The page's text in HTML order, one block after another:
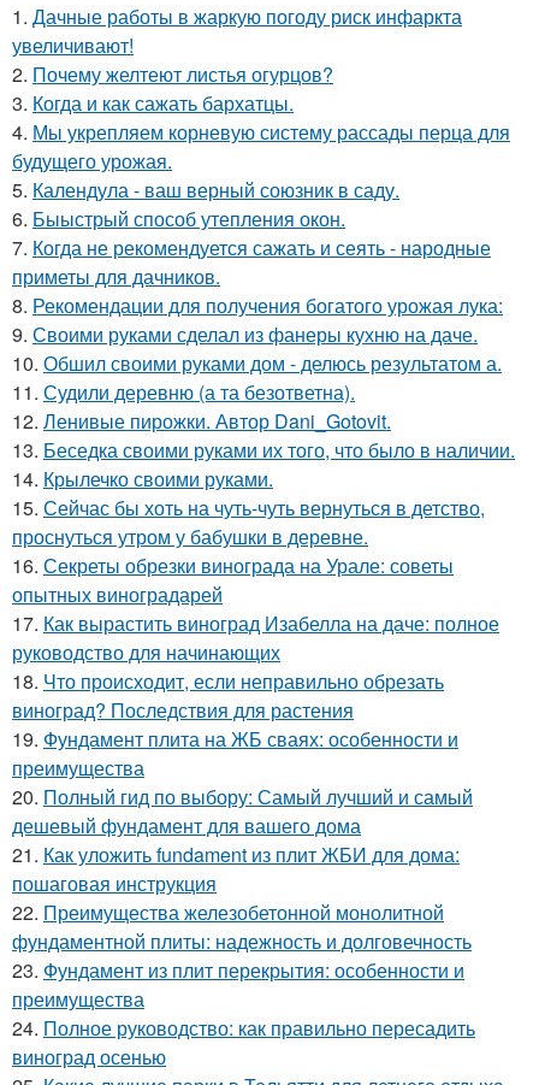
1. Дачные работы в жаркую погоду риск инфаркта
увеличивают!
2. Почему желтеют листья огурцов?
3. Когда и как сажать бархатцы.
4. Мы укрепляем корневую систему рассады перца для
будущего урожая.
5. Календула - ваш верный союзник в саду.
6. Быыстрый способ утепления окон.
7. Когда не рекомендуется сажать и сеять - народные
приметы для дачников.
8. Рекомендации для получения богатого урожая лука:
9. Своими руками сделал из фанеры кухню на даче.
10. Обшил своими руками дом - делюсь результатом а.
11. Судили деревню (а та безответна).
12. Ленивые пирожки. Автор Dani_Gotovit.
13. Беседка своими руками их того, что было в наличии.
14. Крылечко своими руками.
15. Сейчас бы хоть на чуть-чуть вернуться в детство,
проснуться утром у бабушки в деревне.
16. Секреты обрезки винограда на Урале: советы
опытных виноградарей
17. Как вырастить виноград Изабелла на даче: полное
руководство для начинающих
18. Что происходит, если неправильно обрезать
виноград? Последствия для растения
19. Фундамент плита на ЖБ сваях: особенности и
преимущества
20. Полный гид по выбору: Самый лучший и самый
дешевый фундамент для вашего дома
21. Как уложить fundament из плит ЖБИ для дома:
пошаговая инструкция
22. Преимущества железобетонной монолитной
фундаментной плиты: надежность и долговечность
23. Фундамент из плит перекрытия: особенности и
преимущества
24. Полное руководство: как правильно пересадить
виноград осенью